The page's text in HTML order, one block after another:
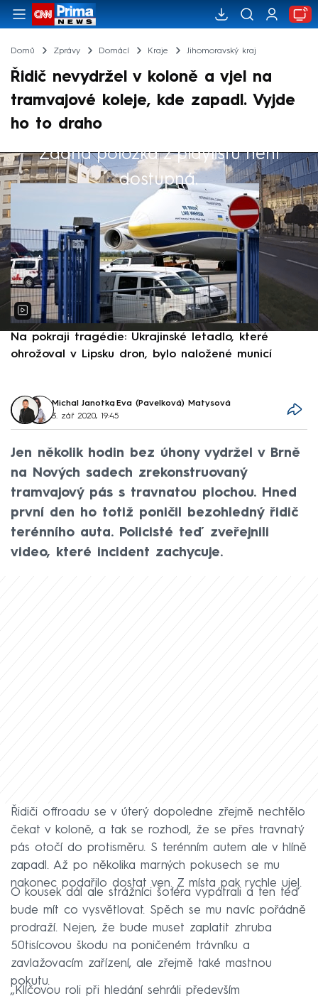
Domů Zprávy Domácí Kraje Jihomoravský kraj
Řidič nevydržel v koloně a vjel na
tramvajové koleje, kde zapadl. Vyjde
ho to draho
Žádná položka z playlistu není
dostupná.
Výběr redakce
Na pokraji tragédie: Ukrajinské letadlo, které
ohrožoval v Lipsku dron, bylo naložené municí
Michal Janotka, Eva (Pavelková) Matysová
3. zář 2020, 19:45
Jen několik hodin bez úhony vydržel v Brně
na Nových sadech zrekonstruovaný
tramvajový pás s travnatou plochou. Hned
první den ho totiž poničil bezohledný řidič
terénního auta. Policisté teď zveřejnili
video, které incident zachycuje.
Řidiči offroadu se v úterý dopoledne zřejmě nechtělo
čekat v koloně, a tak se rozhodl, že se přes travnatý
pás otočí do protisměru. S terénním autem ale v hlíně
zapadl. Až po několika marných pokusech se mu
nakonec podařilo dostat ven. Z místa pak rychle ujel.
O kousek dál ale strážníci šoféra vypátrali a ten teď
bude mít co vysvětlovat. Spěch se mu navíc pořádně
prodraží. Nejen, že bude muset zaplatit zhruba
50tisícovou škodu na poničeném trávníku a
zavlažovacím zařízení, ale zřejmě také mastnou
pokutu.
„Klíčovou roli při hledání sehráli především